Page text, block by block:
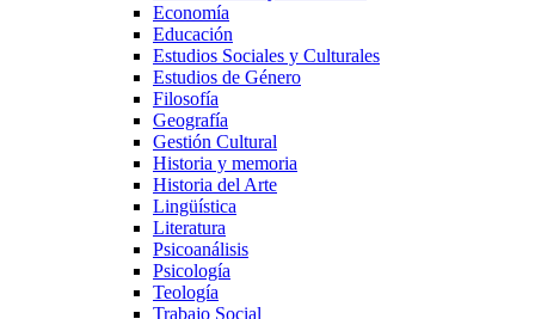
Economía
Educación
Estudios Sociales y Culturales
Estudios de Género
Filosofía
Geografía
Gestión Cultural
Historia y memoria
Historia del Arte
Lingüística
Literatura
Psicoanálisis
Psicología
Teología
Trabajo Social